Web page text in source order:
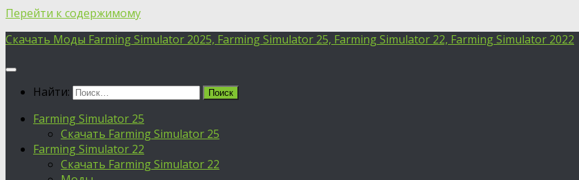
Перейти к содержимому
Скачать Моды Farming Simulator 2025, Farming Simulator 25, Farming Simulator 22, Farming Simulator 2022
Найти:
Farming Simulator 25
Скачать Farming Simulator 25
Farming Simulator 22
Скачать Farming Simulator 22